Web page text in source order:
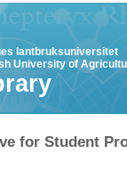
lantbruksuniversitet
University of
for Student